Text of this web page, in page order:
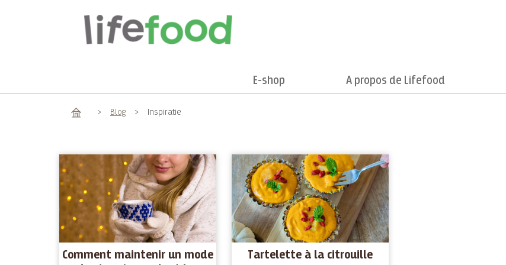
E-shop A propos de Lifefood
Accueil > Blog > Inspiratie
Comment maintenir un mode
Tartelette à la citrouille